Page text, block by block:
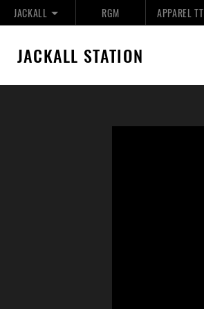
JACKALL RGM APPAREL TT
JACKALL STATION